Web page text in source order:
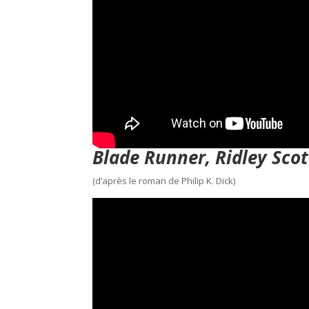
Blade Runner, Ridley
(d’après le roman de Philip K. Dick)